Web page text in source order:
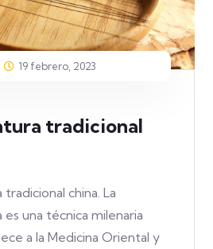
19 febrero, 2023
tradicional
china. La
una técnica milenaria
a la Medicina Oriental y